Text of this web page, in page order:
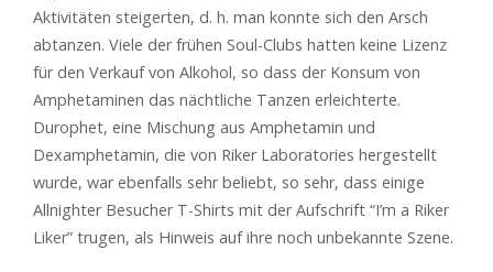
Aktivitäten steigerten, d. h. man konnte sich den Arsch
abtanzen. Viele der frühen Soul-Clubs hatten keine Lizenz
für den Verkauf von Alkohol, so dass der Konsum von
Amphetaminen das nächtliche Tanzen erleichterte.
Durophet, eine Mischung aus Amphetamin und
Dexamphetamin, die von Riker Laboratories hergestellt
wurde, war ebenfalls sehr beliebt, so sehr, dass einige
Allnighter Besucher T-Shirts mit der Aufschrift “I’m a Riker
Liker” trugen, als Hinweis auf ihre noch unbekannte Szene.